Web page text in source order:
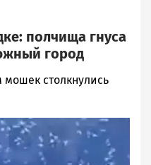
полчища гнуса
город
столкнулись